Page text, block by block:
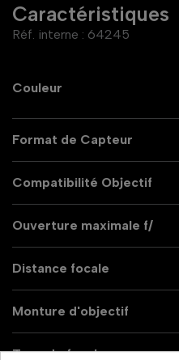
Caractéristiques
Réf. interne : 64245
Couleur
Format de Capteur
Compatibilité Objectif
Ouverture maximale f/
Distance focale
Monture d'objectif
Type de focale